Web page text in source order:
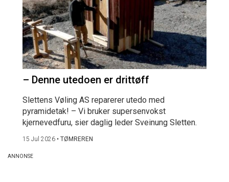
– Denne utedoen er drittøff
Slettens Vøling AS reparerer utedo med
pyramidetak! – Vi bruker supersenvokst
kjernevedfuru, sier daglig leder Sveinung Sletten.
15 Jul 2026 • TØMREREN